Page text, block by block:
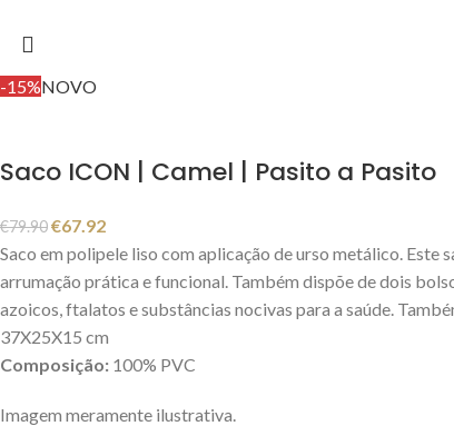
-15%NOVO
Saco ICON | Camel | Pasito a Pasito
€79.90€67.92
Saco em polipele liso com aplicação de urso metálico. Este
arrumação prática e funcional. Também dispõe de dois
azoicos, ftalatos e substâncias nocivas para a saúde.
37X25X15 cm
Composição: 100% PVC
Imagem meramente ilustrativa.